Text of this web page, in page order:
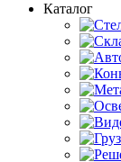
Каталог